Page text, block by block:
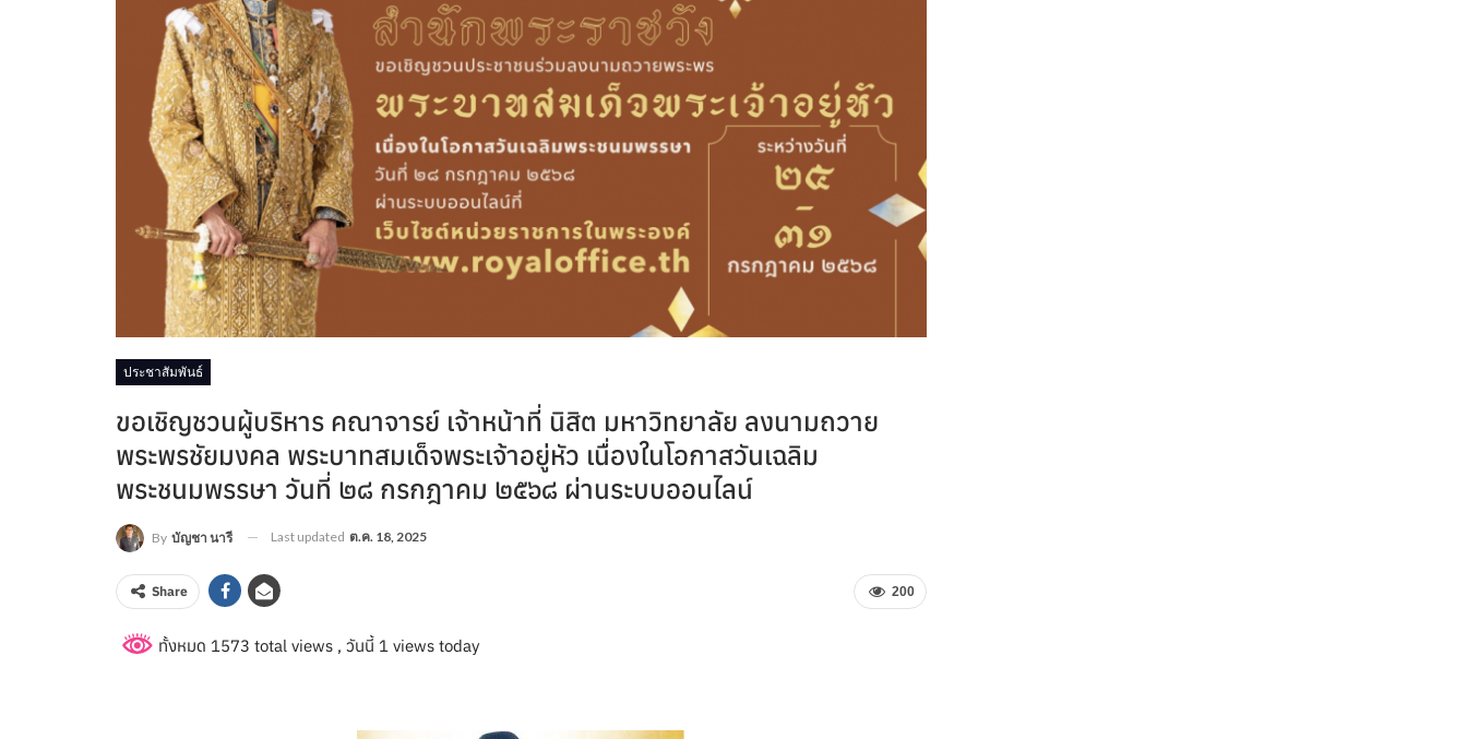
ประชาสัมพันธ์
ขอเชิญชวนผู้บริหาร คณาจารย์ เจ้าหน้าที่ นิสิต มหาวิทยาลัย ลงนามถวาย
พระพรชัยมงคล พระบาทสมเด็จพระเจ้าอยู่หัว เนื่องในโอกาสวันเฉลิม
พระชนมพรรษา วันที่ ๒๘ กรกฎาคม ๒๕๖๘ ผ่านระบบออนไลน์
By บัญชา นารี Last updated ต.ค. 18, 2025
200
Share
ทั้งหมด 1573 total views , วันนี้ 1 views today